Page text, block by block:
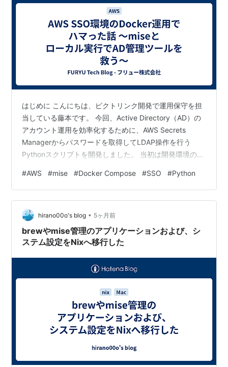
はじめに こんにちは、ピクトリンク開発で運用保守を担
当している藤本です。 今回、Active Directory（AD）の
アカウント運用を効率化するために、AWS Secrets
Managerからパスワードを取得してLDAP操作を行う
Pythonスクリプトを開発しました。 当初は開発環境のポ
AWS SSOの認証情報共有において、WSL環境とMac環境
で挙動が異なるという「環境の壁」にぶつかりました。
本記事では、Dockerに固執するのを辞め、miseを活用し
たローカル実行に切り替えて課題を解決したプロセスを
紹介します。 直面した課題：M…
#AWS #mise #Docker Compose #SSO #Python
hirano00o's blog • 5ヶ月前
brewやmise管理のアプリケーションおよび、シ
ステム設定をNixへ移行した